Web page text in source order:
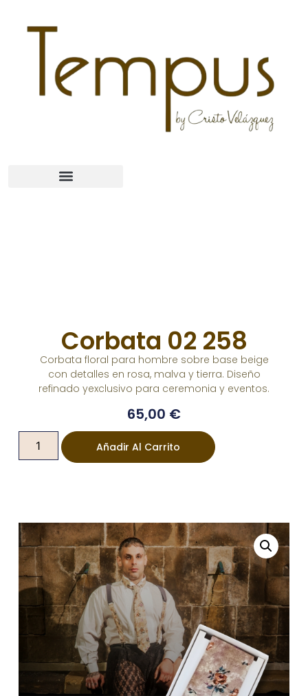
Corbata 02 258
Corbata floral para hombre sobre base beige
con detalles en rosa, malva y tierra. Diseño
refinado yexclusivo para ceremonia y eventos.
65,00 €
Añadir Al Carrito